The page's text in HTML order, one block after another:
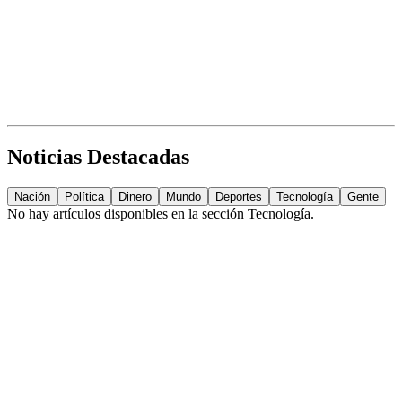
Noticias Destacadas
Nación Política Dinero Mundo Deportes Tecnología Gente
No hay artículos disponibles en la sección Tecnología.